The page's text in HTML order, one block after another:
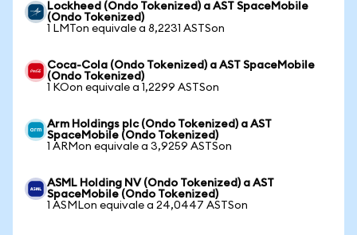
Lockheed (Ondo Tokenized) a AST SpaceMobile
(Ondo Tokenized)
1 LMTon equivale a 8,2231 ASTSon
Coca-Cola (Ondo Tokenized) a AST SpaceMobile
(Ondo Tokenized)
1 KOon equivale a 1,2299 ASTSon
Arm Holdings plc (Ondo Tokenized) a AST
SpaceMobile (Ondo Tokenized)
1 ARMon equivale a 3,9259 ASTSon
ASML Holding NV (Ondo Tokenized) a AST
SpaceMobile (Ondo Tokenized)
1 ASMLon equivale a 24,0447 ASTSon